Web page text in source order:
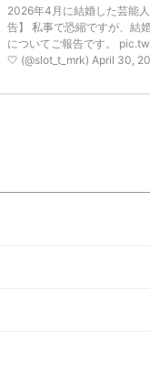
2026年4月に結婚した芸能
告】 私事で恐縮ですが、結
についてご報告です。
🤍 (@slot_t_mrk) April 30,
30日にSNSを更新し、結婚